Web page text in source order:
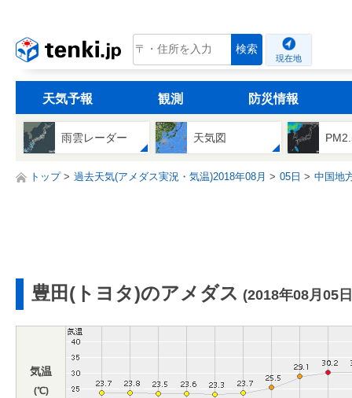
tenki.jp 検索
現在地
天気予報 観測 防災情報
雨雲レーダー 天気図
トップ 過去天気(アメダス実況・気温)2018年08月 05日 中国地
豊田(トヨタ)のアメダス (2018年08月05
気温
(℃)